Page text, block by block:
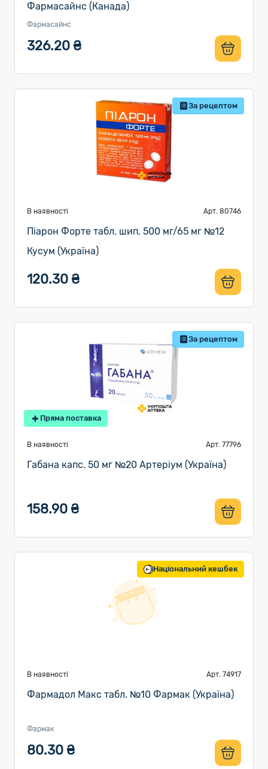
Фармасайнс (Канада)
Фармасайнс
326.20 ₴
За рецептом
В наявності Арт. 80746
Піарон Форте табл. шип. 500 мг/65 мг №12
Кусум (Україна)
120.30 ₴
За рецептом
Пряма поставка
В наявності Арт. 77796
Габана капс. 50 мг №20 Артеріум (Україна)
158.90 ₴
Національний кешбек
В наявності Арт. 74917
Фармадол Макс табл. №10 Фармак (Україна)
Фармак
80.30 ₴